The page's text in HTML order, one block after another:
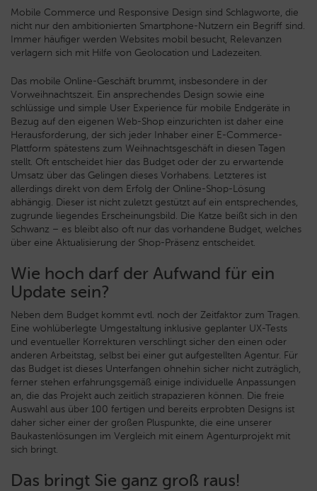
Mobile Commerce und Responsive Design sind Schlagworte, die
nicht nur den ambitionierten Smartphone-Nutzern ein Begriff sind.
Immer häufiger werden Websites mobil besucht, Relevanzen
verlagern sich mit Hilfe von Geolocation und Ladezeiten.
Das mobile Online-Geschäft brummt, insbesondere in der
Vorweihnachtszeit. Ein ansprechendes Design sowie eine
schlüssige und simple User Experience für mobile Endgeräte in
Bezug auf den eigenen Web-Shop einzurichten ist daher eine
Herausforderung, der sich jeder Inhaber einer E-Commerce-
Plattform spätestens zum Weihnachtsgeschäft in diesen Tagen
stellt. Oft entscheidet hier das Budget oder der zu erwartende
Umsatz über das Gelingen dieses Vorhabens. Letzteres ist
allerdings direkt von dem Erfolg der Online-Shop-Lösung
abhängig. Dieser ist nicht zuletzt gestützt auf ein entsprechendes,
zugrunde liegendes Erscheinungsbild. Die Katze beißt sich in den
Schwanz – es bleibt also oft nur das vorhandene Budget, welches
über eine Aktualisierung der Shop-Präsenz entscheidet.
Wie hoch darf der Aufwand für ein
Update sein?
Neben dem Budget kommt evtl. noch der Zeitfaktor zum Tragen.
Eine wohlüberlegte Umgestaltung inklusive geplanter UX-Tests
und eventueller Korrekturen verschlingt sicher den einen oder
anderen Arbeitstag, selbst bei einer gut aufgestellten Agentur. Für
das Budget ist dieses Unterfangen ohnehin sicher nicht zuträglich,
ferner stehen erfahrungsgemäß einige individuelle Anpassungen
an, die das Projekt auch zeitlich strapazieren können. Die freie
Auswahl aus über 100 fertigen und bereits erprobten Designs ist
daher sicher einer der großen Pluspunkte, die eine unserer
Baukastenlösungen im Vergleich mit einem Agenturprojekt mit
sich bringt.
Das bringt Sie ganz groß raus!